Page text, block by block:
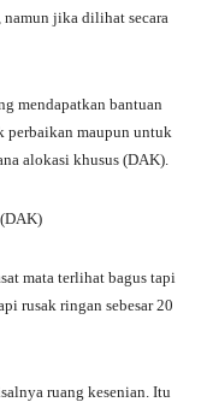
namun jika dilihat secara
mendapatkan bantuan
perbaikan maupun untuk
alokasi khusus (DAK).
mata terlihat bagus tapi
rusak ringan sebesar 20
ruang kesenian. Itu